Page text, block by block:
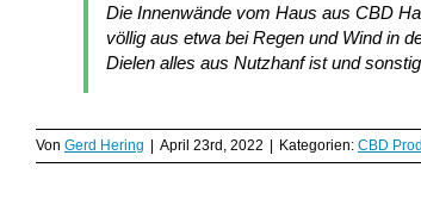
Die Innenwände vom Haus aus CBD
völlig aus etwa bei Regen und Wind in
Dielen alles aus Nutzhanf ist und
Von Gerd Hering | April 23rd, 2022 | Kategorien: CBD